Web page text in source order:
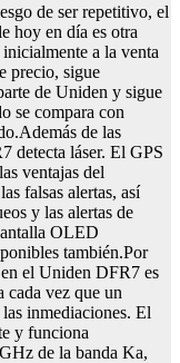
de ser repetitivo, el
hoy en día es otra
a la venta
precio, sigue
de Uniden y sigue
se compara con
de las
detecta láser. El GPS
ventajas del
falsas alertas, así
y las alertas de
OLED
también.Por
el Uniden DFR7 es
cada vez que un
inmediaciones. El
y funciona
de la banda Ka,